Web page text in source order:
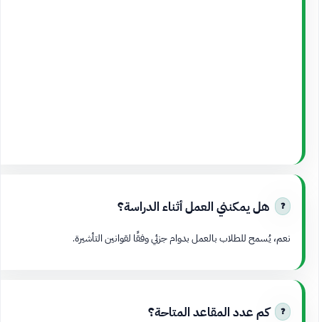
هل يمكنني العمل أثناء الدراسة؟
نعم، يُسمح للطلاب بالعمل بدوام جزئي وفقًا لقوانين التأشيرة.
كم عدد المقاعد المتاحة؟